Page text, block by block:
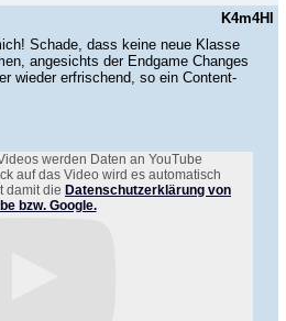
K4m4Hl
Schade, dass keine neue Klasse
angesichts der Endgame Changes
wieder erfrischend, so ein Content-
werden Daten an YouTube
auf das Video wird es automatisch
damit die Datenschutzerklärung von
bzw. Google.